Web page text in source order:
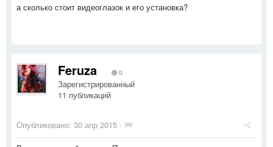
а сколько стоит видеоглазок и его установка?
Feruza 0
Зарегистрированный
11 публикаций
Опубликовано: 30 апр 2015 ·